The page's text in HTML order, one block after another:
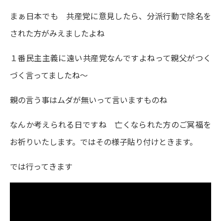
まぁ日本でも 共産党に意見したら、分派行動で除名を
された方がみえましたよね
１番民主主義に遠い共産党なんですよねって親父がつく
づく言ってましたね～
親の言う事はムダが無いって言いますものね
なんか考えられる日ですね 亡くなられた方のご冥福を
お祈りいたします。ではその様子貼り付けときます。
では行ってきます